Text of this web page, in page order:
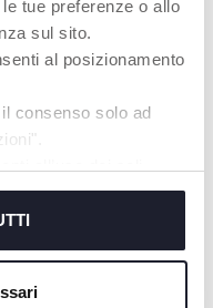
tue preferenze o allo
sul sito.
al posizionamento
consenso solo ad
del servizio
DI BAMBÙ:
E
e
alla sua
la fibra
per il contatto
con la delicata
del bambino